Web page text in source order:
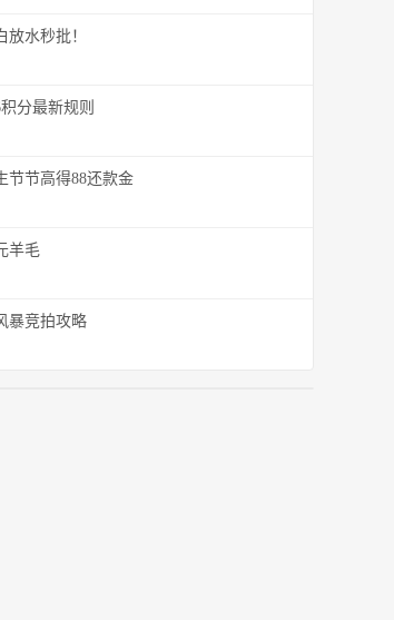
放水秒批！
分最新规则
节节高得88还款金
羊毛
暴竞拍攻略